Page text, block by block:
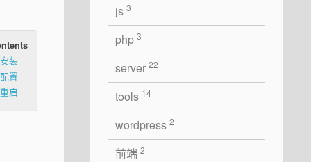
安装
配置
重启
js 3
php 3
server 22
tools 14
wordpress 2
前端 2